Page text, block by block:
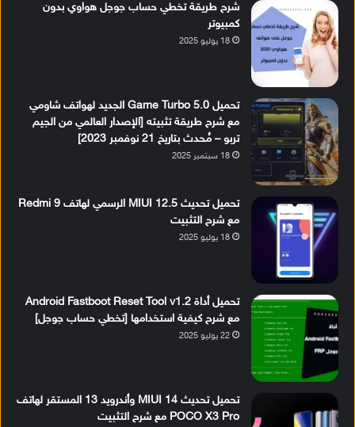
شرح طريقة تخطي حساب جوجل هواوي بدون
كمبيوتر
18 يوليو 2025
تحميل Game Turbo 5.0 الجديد لهواتف شاومي
مع شرح طريقة تثبيته [الإصدار العالمي من الجيم
تربو – مُحدث بتاريخ 21 نوفمبر 2023]
18 سبتمبر 2025
تحميل تحديث MIUI 12.5 الرسمي لهاتف Redmi 9
مع شرح التثبيت
18 يوليو 2025
تحميل أداة Android Fastboot Reset Tool v1.2
مع شرح كيفية استخدامها [تخطي حساب جوجل]
22 يوليو 2025
تحميل تحديث MIUI 14 وأندرويد 13 المستقر لهاتف
POCO X3 Pro مع شرح التثبيت